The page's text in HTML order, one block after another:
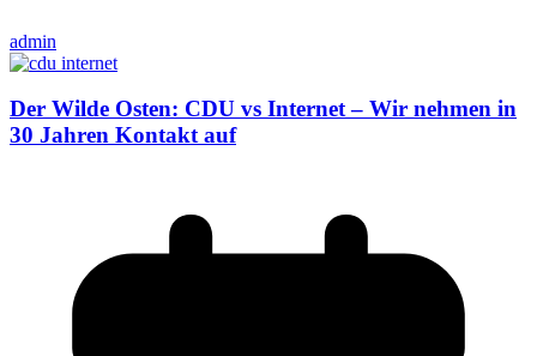
admin
Der Wilde Osten: CDU vs Internet – Wir nehmen in
30 Jahren Kontakt auf